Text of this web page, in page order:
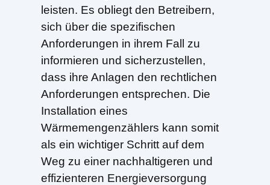
leisten. Es obliegt den Betreibern,
sich über die spezifischen
Anforderungen in ihrem Fall zu
informieren und sicherzustellen,
dass ihre Anlagen den rechtlichen
Anforderungen entsprechen. Die
Installation eines
Wärmemengenzählers kann somit
als ein wichtiger Schritt auf dem
Weg zu einer nachhaltigeren und
effizienteren Energieversorgung